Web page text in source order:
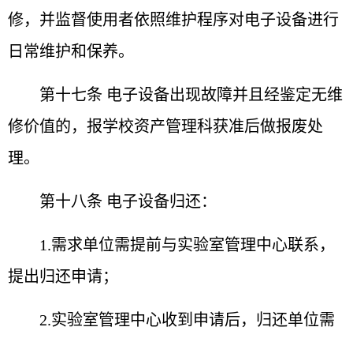
修，并监督使用者依照维护程序对电子设备进行
日常维护和保养。
第十七条 电子设备出现故障并且经鉴定无维
修价值的，报学校资产管理科获准后做报废处
理。
第十八条 电子设备归还：
1.需求单位需提前与实验室管理中心联系，
提出归还申请；
2.实验室管理中心收到申请后，归还单位需